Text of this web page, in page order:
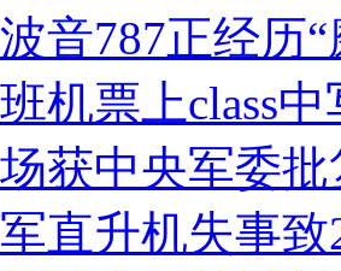
音787正经历“
机票上class
获中央军委
直升机失事